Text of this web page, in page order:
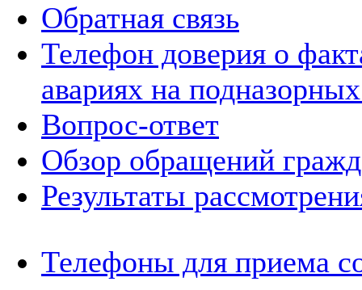
Обратная связь
Телефон доверия о
авариях на
Вопрос-ответ
Обзор обращений
Результаты
Телефоны для приема